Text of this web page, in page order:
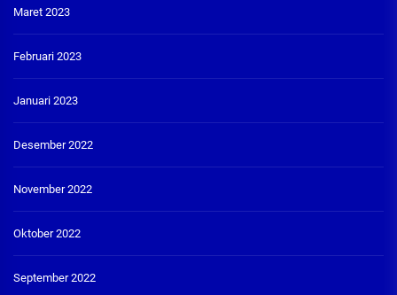
Maret 2023
Februari 2023
Januari 2023
Desember 2022
November 2022
Oktober 2022
September 2022